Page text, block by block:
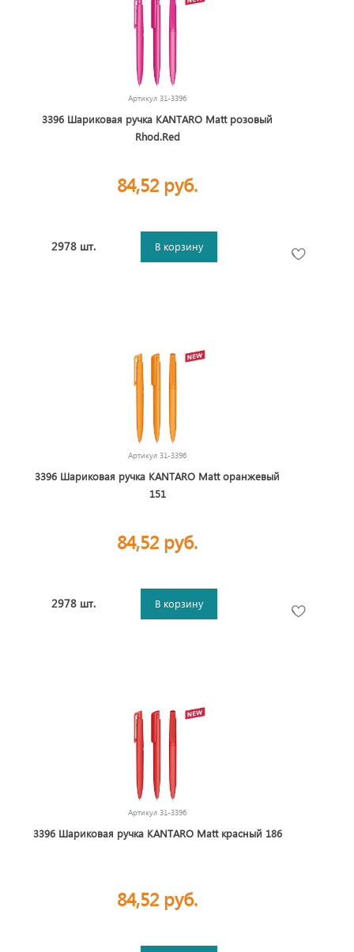
Артикул 31-3396
3396 Шариковая ручка KANTARO Matt розовый
Rhod.Red
84,52 руб.
2978 шт. В корзину
Артикул 31-3396
3396 Шариковая ручка KANTARO Matt оранжевый
151
84,52 руб.
2978 шт. В корзину
Артикул 31-3396
3396 Шариковая ручка KANTARO Matt красный 186
84,52 руб.